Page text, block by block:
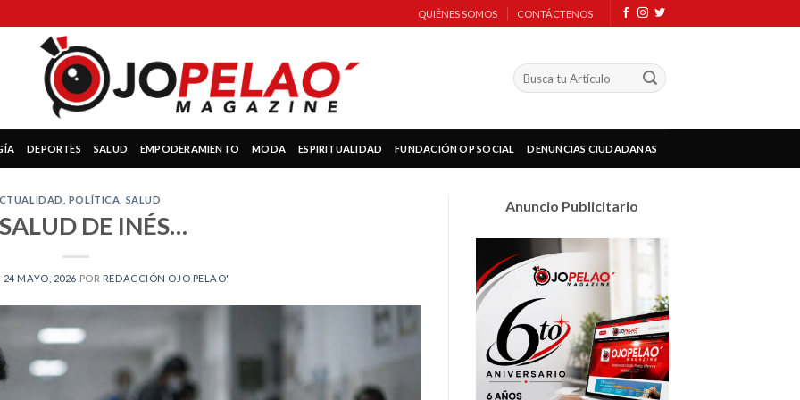
QUIÉNES SOMOS CONTÁCTENOS
DEPORTES SALUD EMPODERAMIENTO MODA ESPIRITUALIDAD FUNDACIÓN OP SOCIAL DENUNCIAS CIUDADANAS
POLÍTICA SALUD
DE INÉS…
24 MAYO, 2026 POR REDACCIÓN OJO PELAO'
Anuncio Publicitario